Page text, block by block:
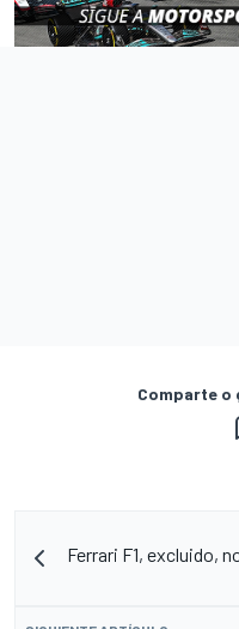
Comparte o
Ferrari F1, excluido,